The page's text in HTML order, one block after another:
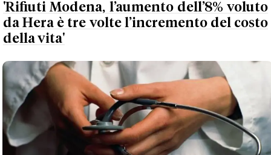
'Rifiuti Modena, l’aumento dell’8% voluto
da Hera è tre volte l’incremento del costo
della vita'